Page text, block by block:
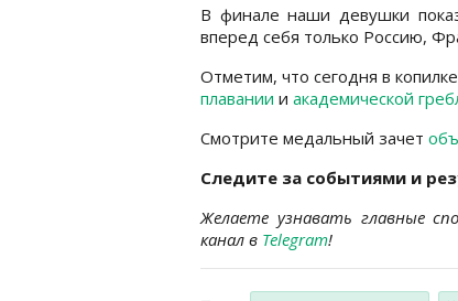
В финале наши девушки
вперед себя только Россию,
Отметим, что сегодня в
плавании и академической
Смотрите медальный зачет
Следите за событиями и
Желаете узнавать главные
канал в Telegram!